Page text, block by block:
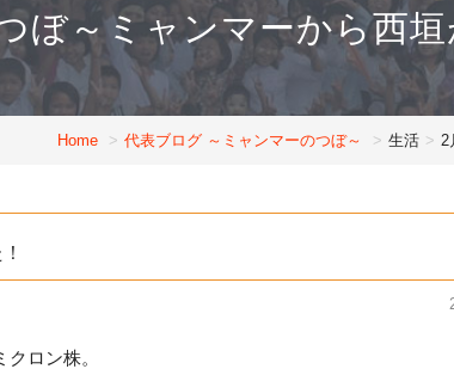
ぼ～ミャンマーから西
Home 代表ブログ ～ミャンマーのつぼ～ 生活 2
ロン株。